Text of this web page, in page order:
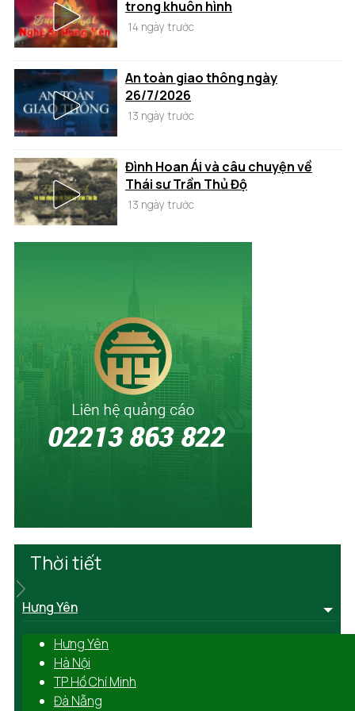
trong khuôn hình
14 ngày trước
An toàn giao thông ngày
26/7/2026
13 ngày trước
Đình Hoan Ái và câu chuyện về
Thái sư Trần Thủ Độ
13 ngày trước
Thời tiết
Hưng Yên
Hưng Yên
Hà Nội
TP Hồ Chí Minh
Đà Nẵng